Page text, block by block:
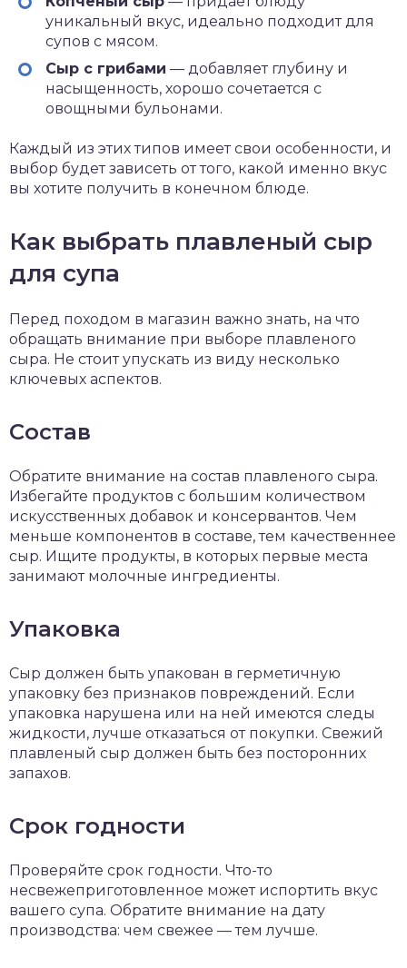
уникальный вкус, идеально подходит для
супов с мясом.
Сыр с грибами — добавляет глубину и
насыщенность, хорошо сочетается с
овощными бульонами.
Каждый из этих типов имеет свои особенности, и
выбор будет зависеть от того, какой именно вкус
вы хотите получить в конечном блюде.
Как выбрать плавленый сыр
для супа
Перед походом в магазин важно знать, на что
обращать внимание при выборе плавленого
сыра. Не стоит упускать из виду несколько
ключевых аспектов.
Состав
Обратите внимание на состав плавленого сыра.
Избегайте продуктов с большим количеством
искусственных добавок и консервантов. Чем
меньше компонентов в составе, тем качественнее
сыр. Ищите продукты, в которых первые места
занимают молочные ингредиенты.
Упаковка
Сыр должен быть упакован в герметичную
упаковку без признаков повреждений. Если
упаковка нарушена или на ней имеются следы
жидкости, лучше отказаться от покупки. Свежий
плавленый сыр должен быть без посторонних
запахов.
Срок годности
Проверяйте срок годности. Что-то
несвежеприготовленное может испортить вкус
вашего супа. Обратите внимание на дату
производства: чем свежее — тем лучше.